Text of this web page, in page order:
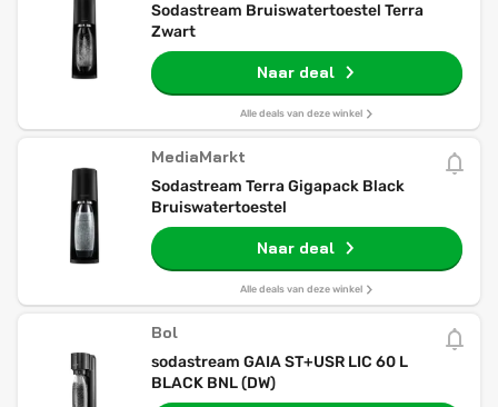
Sodastream Bruiswatertoestel Terra
Zwart
Naar deal
Alle deals van deze winkel
MediaMarkt
Sodastream Terra Gigapack Black
Bruiswatertoestel
Naar deal
Alle deals van deze winkel
Bol
sodastream GAIA ST+USR LIC 60 L
BLACK BNL (DW)